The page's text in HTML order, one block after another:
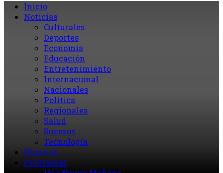
Inicio
Noticias
Culturales
Deportes
Economia
Educación
Entretenimiento
Internacional
Nacionales
Política
Regionales
Salud
Sucesos
Tecnología
Horarios
Programas